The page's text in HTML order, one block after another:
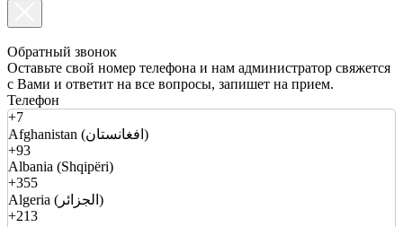
Обратный звонок
Оставьте свой номер телефона и нам администратор свяжется
с Вами и ответит на все вопросы, запишет на прием.
Телефон
+7
Afghanistan (افغانستان)
+93
Albania (Shqipëri)
+355
Algeria (الجزائر)
+213